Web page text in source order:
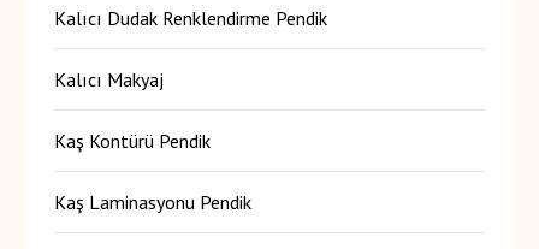
Kalıcı Dudak Renklendirme Pendik
Kalıcı Makyaj
Kaş Kontürü Pendik
Kaş Laminasyonu Pendik